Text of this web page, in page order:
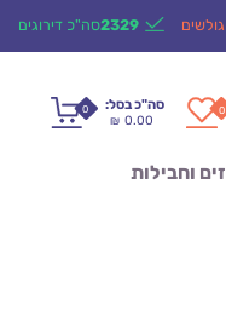
גולשים 2329סה"כ דירוגים
0
0 סה"כ בסל:
₪ 0.00
וחבילות